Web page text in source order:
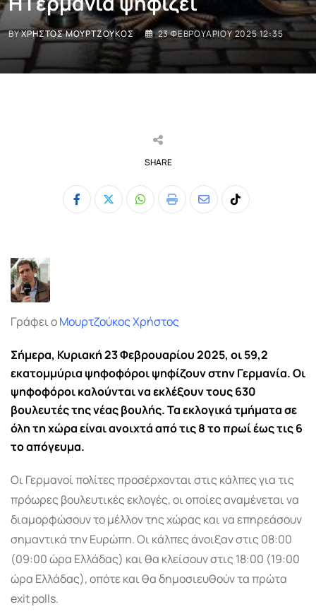
BYΧΡΉΣΤΟΣ ΜΟΥΡΤΖΟΎΚΟΣ 23 ΦΕΒΡΟΥΑΡΊΟΥ 2025 12:35
SHARE
Whatsapp
Print
ShareTiktok
Γράφει οΜουρτζούκος Χρήστος
Σήμερα, Κυριακή 23 Φεβρουαρίου 2025, οι 59,2
εκατομμύρια ψηφοφόροι ψηφίζουν στην Γερμανία. Οι
ψηφοφόροι καλούνται να εκλέξουν τους 630
βουλευτές της νέας βουλής. Τα εκλογικά τμήματα σε
όλη τη χώρα είναι ανοιχτά από τις 8 το πρωί έως τις 6
το απόγευμα.
Οι Γερμανοί πολίτες προσέρχονται στις κάλπες για τις
πρόωρες βουλευτικές εκλογές, οι οποίες αναμένεται να
διαμορφώσουν το μέλλον της χώρας και να επηρεάσουν
σημαντικά την Ευρώπη. Οι κάλπες άνοιξαν στις 08:00
(09:00 ώρα Ελλάδας) και θα κλείσουν στις 18:00 (19:00
ώρα Ελλάδας), οπότε και θα δημοσιευθούν τα πρώτα
exit polls.